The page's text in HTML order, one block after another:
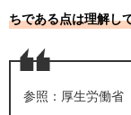
ちである点は理解し
参照：厚生労働省